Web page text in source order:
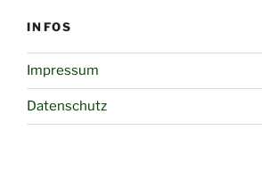
INFOS
Impressum
Datenschutz